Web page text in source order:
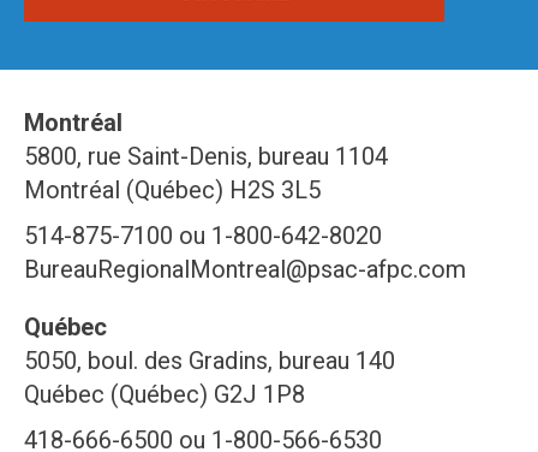
Montréal
5800, rue Saint-Denis, bureau 1104
Montréal (Québec) H2S 3L5
514-875-7100 ou 1-800-642-8020
BureauRegionalMontreal@psac-afpc.com
Québec
5050, boul. des Gradins, bureau 140
Québec (Québec) G2J 1P8
418-666-6500 ou 1-800-566-6530